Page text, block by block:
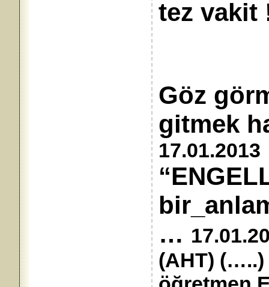
tez vakit
Göz
gitmek
17.01.2013
…
(AHT)